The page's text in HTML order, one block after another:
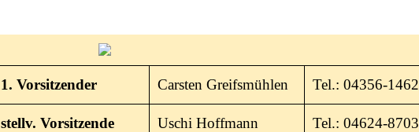
1. Vorsitzender Carsten Greifsmühlen Tel.: 04356-1462
stellv. Vorsitzende Uschi Hoffmann Tel.: 04624-8703